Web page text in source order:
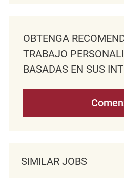
OBTENGA
TRABAJO
BASADAS EN SUS
SIMILAR JOBS